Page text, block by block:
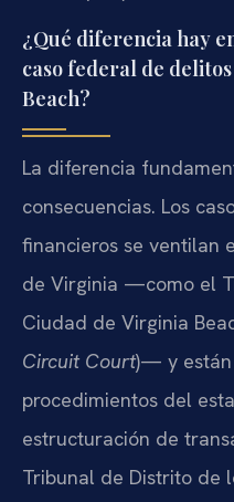
¿Qué diferencia hay
caso federal de
Beach?
La diferencia
consecuencias. Los
financieros se ventilan
de Virginia —como el
Ciudad de Virginia
Circuit Court)— y están
procedimientos del
estructuración de
Tribunal de Distrito de